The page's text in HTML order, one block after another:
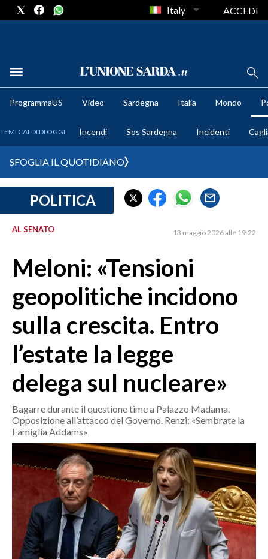
METEO
CRONACA SARDEGNA
MEDIO CAMPIDANO
ORISTANO E PROVINCIA
SASSARI E PROVINCIA
GALLURA
NUORO E PROVINCIA
OGLIASTRA
AGENDA
CRONACA
ITALIA
MONDO
ECONOMIA
SERVIZI ALLE IMPRESE
LAVORO
Italy ACCEDI
ProgrammaUS Video Sardegna Italia Mondo
TEMI CALDI DI OGGI: Incendi Sos Sardegna Incidenti
SFOGLIA IL QUOTIDIANO
POLITICA
AL SENATO 13 maggio 2026 alle 19:22
Meloni: «Tensioni
geopolitiche incidono
sulla crescita. Entro
l’estate la legge
delega sul nucleare»
Bagarre durante il questione time a Palazzo Madama.
Opposizione all’attacco del Governo. Renzi: «Sembrate la
Famiglia Addams»